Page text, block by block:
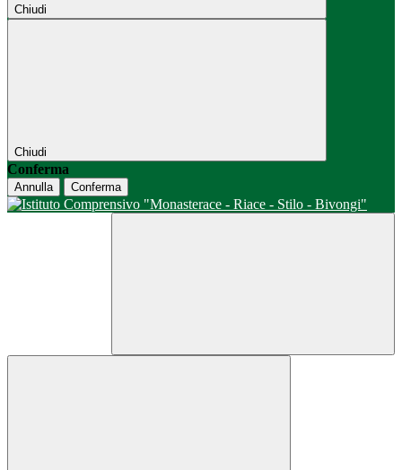
Chiudi
Chiudi
Conferma
Annulla Conferma